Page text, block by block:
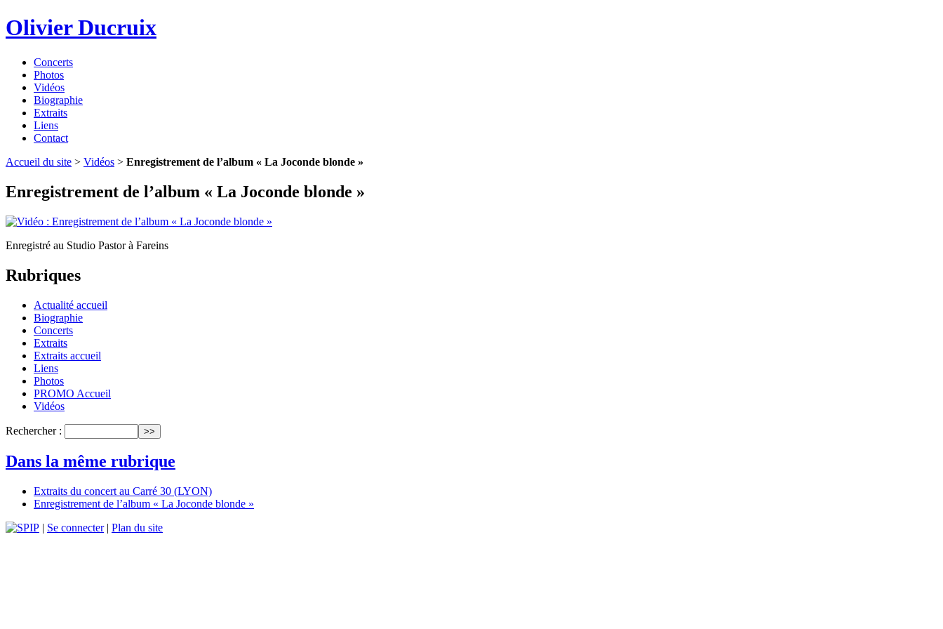
Olivier Ducruix
Concerts
Photos
Vidéos
Biographie
Extraits
Liens
Contact
Accueil du site > Vidéos > Enregistrement de l’album « La Joconde blonde »
Enregistrement de l’album « La Joconde blonde »
Enregistré au Studio Pastor à Fareins
Rubriques
Actualité accueil
Biographie
Concerts
Extraits
Extraits accueil
Liens
Photos
PROMO Accueil
Vidéos
Rechercher :
Dans la même rubrique
Extraits du concert au Carré 30 (LYON)
Enregistrement de l’album « La Joconde blonde »
| Se connecter| Plan du site